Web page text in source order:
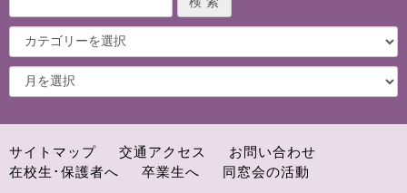
サイトマップ 交通アクセス
お問い合わせ
在校生･保護者へ
卒業生へ 同窓会の活動